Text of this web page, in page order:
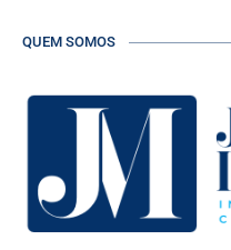
QUEM SOMOS